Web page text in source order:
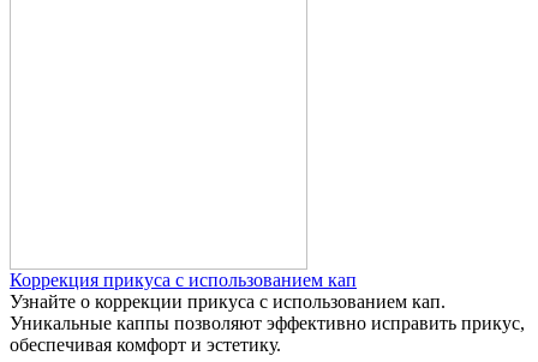
Коррекция прикуса с использованием кап
Узнайте о коррекции прикуса с использованием кап.
Уникальные каппы позволяют эффективно исправить прикус,
обеспечивая комфорт и эстетику.